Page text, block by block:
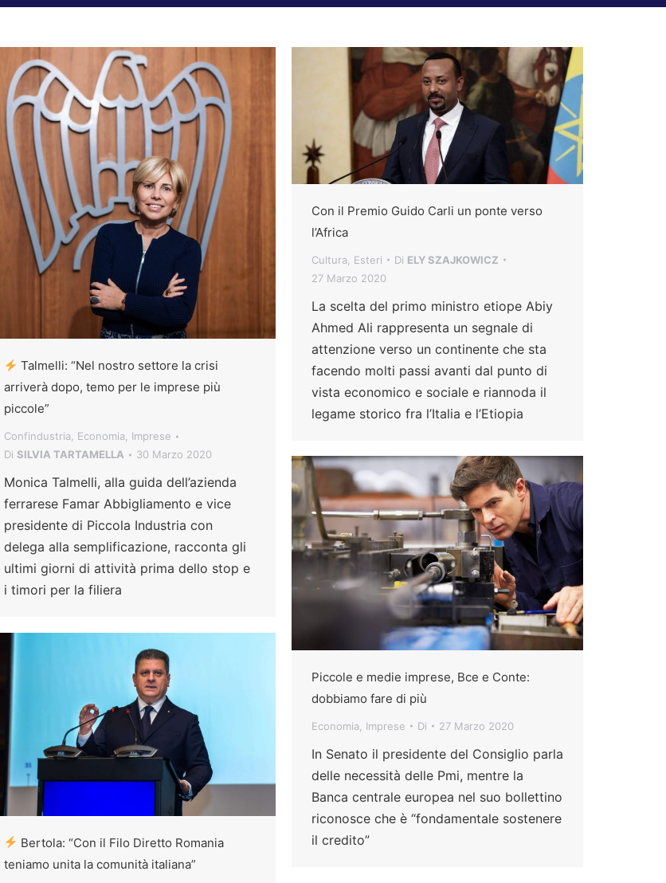
Talmelli: “Nel nostro settore la crisi
arriverà dopo, temo per le imprese più
piccole”
Confindustria Economia
Imprese
Di SILVIA TARTAMELLA 30 Marzo 2020
Monica Talmelli, alla guida dell’azienda
ferrarese Famar Abbigliamento e vice
presidente di Piccola Industria con
delega alla semplificazione, racconta gli
ultimi giorni di attività prima dello stop e
i timori per la filiera
Con il Premio Guido Carli un ponte verso
l’Africa
Cultura Esteri Di ELY SZAJKOWICZ
27 Marzo 2020
La scelta del primo ministro etiope Abiy
Ahmed Ali rappresenta un segnale di
attenzione verso un continente che sta
facendo molti passi avanti dal punto di
vista economico e sociale e riannoda il
legame storico fra l’Italia e l’Etiopia
Piccole e medie imprese, Bce e Conte:
dobbiamo fare di più
Economia Imprese Di 27 Marzo 2020
In Senato il presidente del Consiglio parla
delle necessità delle Pmi, mentre la
Banca centrale europea nel suo bollettino
riconosce che è “fondamentale sostenere
il credito”
Bertola: “Con il Filo Diretto Romania
teniamo unita la comunità italiana”